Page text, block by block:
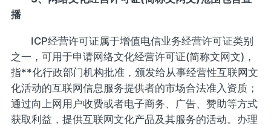
播
ICP经营许可证属于增值电信业务经营许可证类别
之一，可用于申请网络文化经营许可证(简称文网文)，
指**化行政部门机构批准，颁发给从事经营性互联网文
化活动的互联网信息服务提供者的市场合法准入资质；
通过向上网用户收费或者电子商务、广告、赞助等方式
获取利益，提供互联网文化产品及其服务的活动。办理